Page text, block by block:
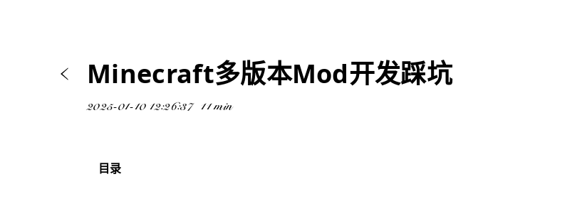
Minecraft多版本Mod开发踩坑
2025-01-10 12:26:37 11 min
目录